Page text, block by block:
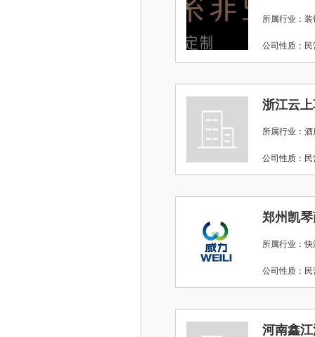
所属行业：
公司性质
浙江云
所属行业：酒
公司性质
郑州凯
所属行业：
公司性质
河南鑫